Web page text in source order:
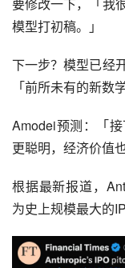
模型打初稿。」
下一步？模型已经
「前所未有的新数
Amodei预测：「
更聪明，经济价值
根据最新报道，
为史上规模最大的